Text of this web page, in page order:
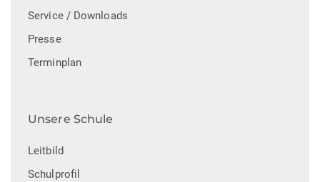
Service / Downloads
Presse
Terminplan
Unsere Schule
Leitbild
Schulprofil